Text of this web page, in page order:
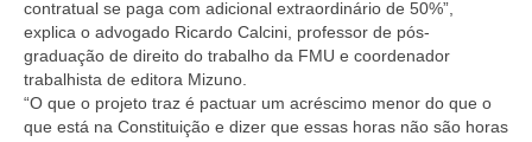
contratual se paga com adicional extraordinário de 50%”,
explica o advogado Ricardo Calcini, professor de pós-
graduação de direito do trabalho da FMU e coordenador
trabalhista de editora Mizuno.
“O que o projeto traz é pactuar um acréscimo menor do que o
que está na Constituição e dizer que essas horas não são horas